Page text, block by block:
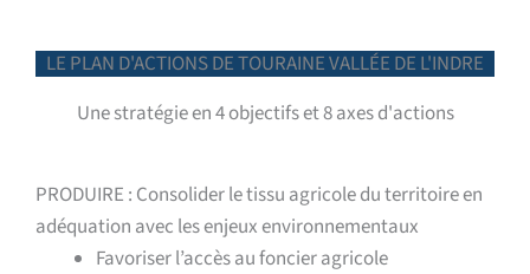
LE PLAN D'ACTIONS DE TOURAINE VALLÉE DE L'INDRE
Une stratégie en 4 objectifs et 8 axes d'actions
PRODUIRE : Consolider le tissu agricole du territoire en
adéquation avec les enjeux environnementaux
Favoriser l’accès au foncier agricole